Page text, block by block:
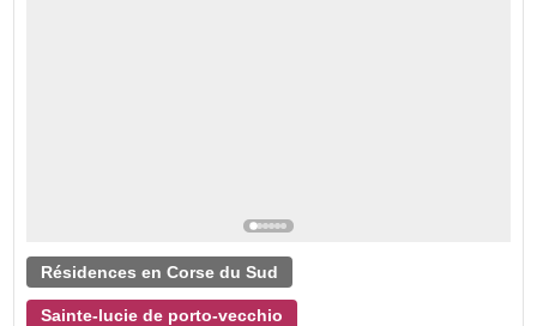
Résidences en Corse du Sud
Sainte-lucie de porto-vecchio